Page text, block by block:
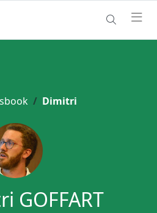
Dimitri
GOFFART